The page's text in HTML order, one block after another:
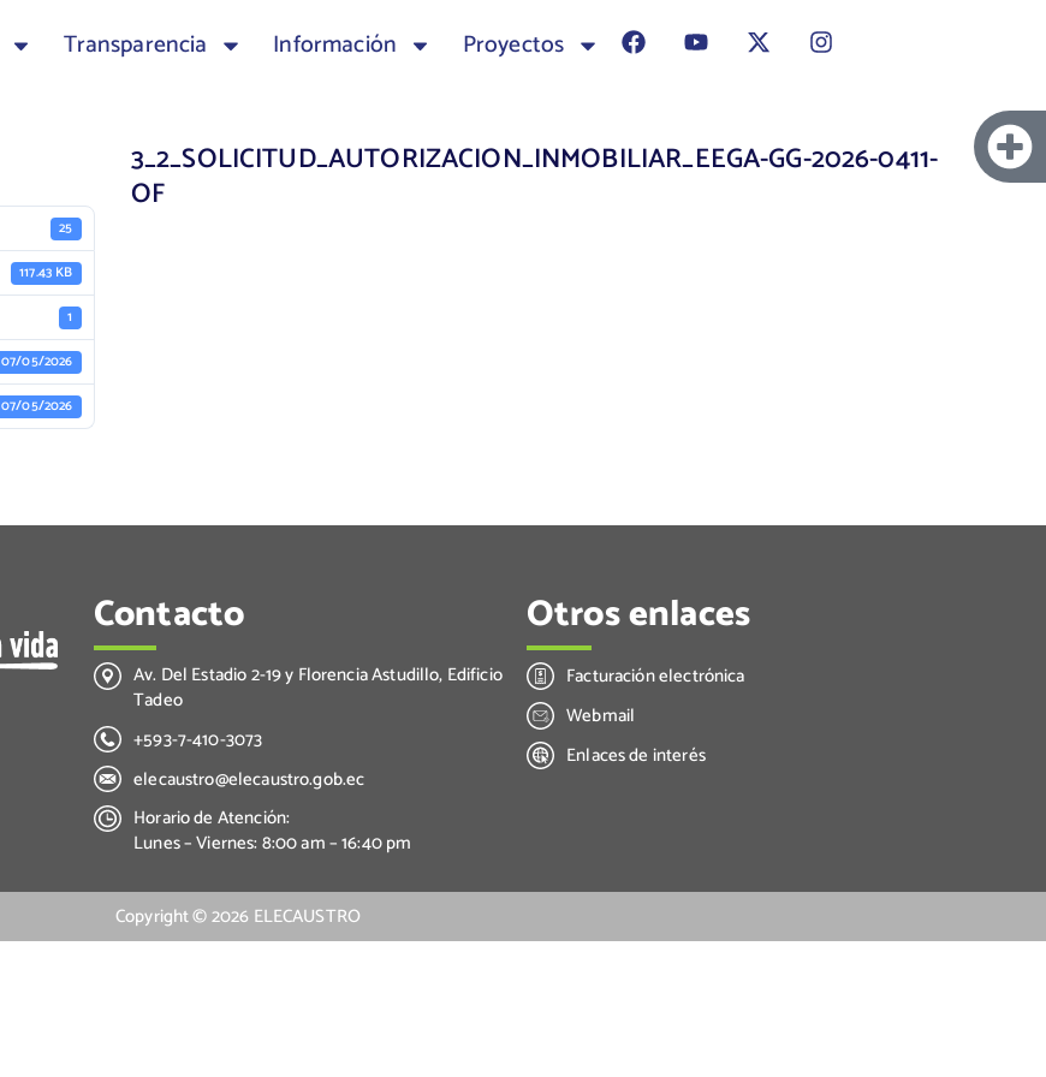
Transparencia Información Proyectos
25
117.43 KB
1
07/05/2026
07/05/2026
3_2_SOLICITUD_AUTORIZACION_INMOBILIAR_EEGA-GG-2026-0411-
OF
Contacto
Av. Del Estadio 2-19 y Florencia Astudillo, Edificio
Tadeo
+593-7-410-3073
elecaustro@elecaustro.gob.ec
Horario de Atención:
Lunes – Viernes: 8:00 am – 16:40 pm
Otros enlaces
Facturación electrónica
Webmail
Enlaces de interés
Copyright ©2026 ELECAUSTRO